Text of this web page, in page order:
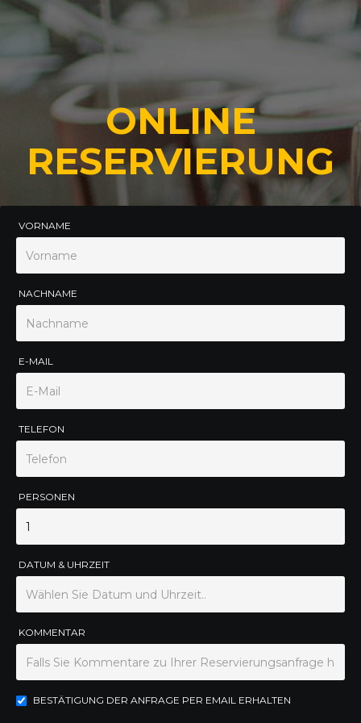
ONLINE
RESERVIERUNG
VORNAME
NACHNAME
E-MAIL
TELEFON
PERSONEN
DATUM & UHRZEIT
KOMMENTAR
BESTÄTIGUNG DER ANFRAGE PER EMAIL ERHALTEN